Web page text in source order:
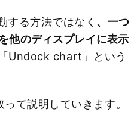
する方法ではなく 、一つ
他のディスプレイに表示
Undock chart」という
て説明していきます。